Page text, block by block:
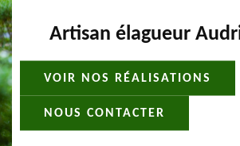
Artisan élagueur
VOIR NOS RÉALISATIONS
NOUS CONTACTER